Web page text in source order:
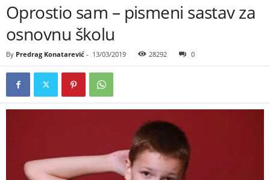
Oprostio sam – pismeni sastav za
osnovnu školu
By Predrag Konatarević - 13/03/2019 28292 0